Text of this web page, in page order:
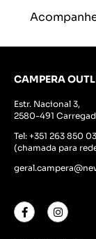
CAMPERA
Estr. Nacional 3,
2580-491
Tel: +351 263 850
(chamada para